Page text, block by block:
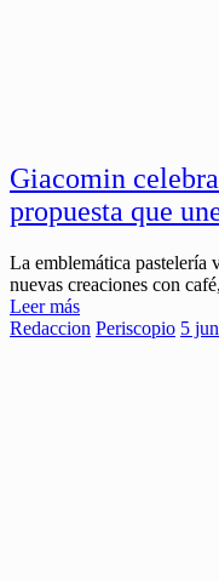
Giacomin
propuesta que
La emblemática pastelería
nuevas creaciones con
Leer más
Redaccion Periscopio 5